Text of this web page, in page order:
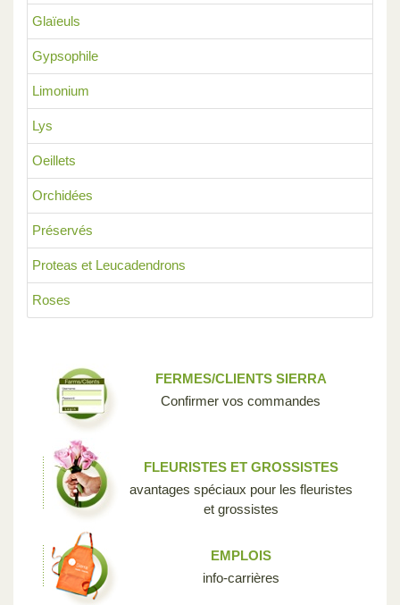
Glaïeuls
Gypsophile
Limonium
Lys
Oeillets
Orchidées
Préservés
Proteas et Leucadendrons
Roses
FERMES/CLIENTS SIERRA
Confirmer vos commandes
FLEURISTES ET GROSSISTES
avantages spéciaux pour les fleuristes
et grossistes
EMPLOIS
info-carrières